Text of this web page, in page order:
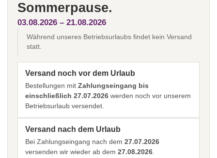
Sommerpause.
03.08.2026 – 21.08.2026
Während unseres Betriebsurlaubs findet kein Versand
statt.
Versand noch vor dem Urlaub
Bestellungen mit Zahlungseingang bis
einschließlich 27.07.2026 werden noch vor unserem
Betriebsurlaub versendet.
Versand nach dem Urlaub
Bei Zahlungseingang nach dem 27.07.2026
versenden wir wieder ab dem 27.08.2026